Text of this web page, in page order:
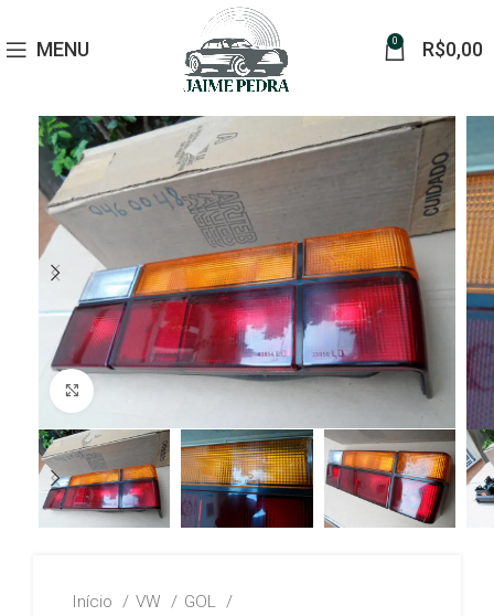
MENU 0 R$0,00
Click to enlarge
Início VW
GOL